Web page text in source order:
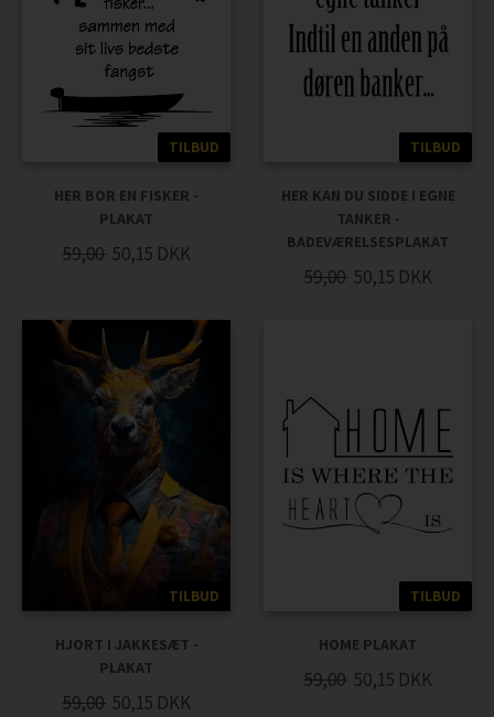
TILBUD
HER BOR EN FISKER -
PLAKAT
59,00 50,15 DKK
TILBUD
HER KAN DU SIDDE I EGNE
TANKER -
BADEVÆRELSESPLAKAT
59,00 50,15 DKK
TILBUD
HJORT I JAKKESÆT -
PLAKAT
59,00 50,15 DKK
TILBUD
HOME PLAKAT
59,00 50,15 DKK